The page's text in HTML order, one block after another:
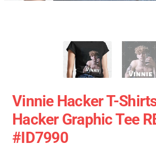
Vinnie Hacker T-
Hacker Graphic Tee
#ID7990